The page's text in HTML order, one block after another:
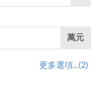
萬元
更多選項...(2)